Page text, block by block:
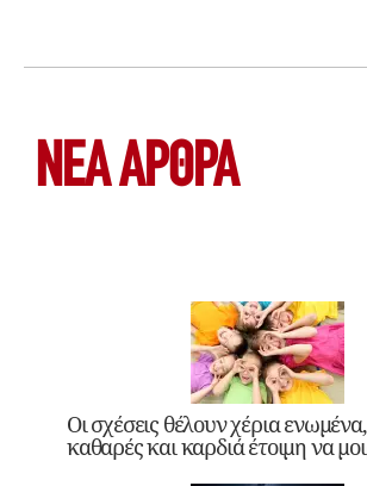
ΝΕΑ ΆΡΘΡΑ
Οι σχέσεις θέλουν χέρια
καθαρές και καρδιά έτοιμη να